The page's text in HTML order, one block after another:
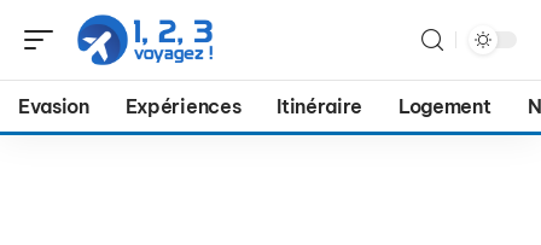
Evasion Expériences Itinéraire Logement